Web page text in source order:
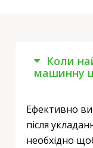
Коли
машинну
Ефективно
після
необхідно